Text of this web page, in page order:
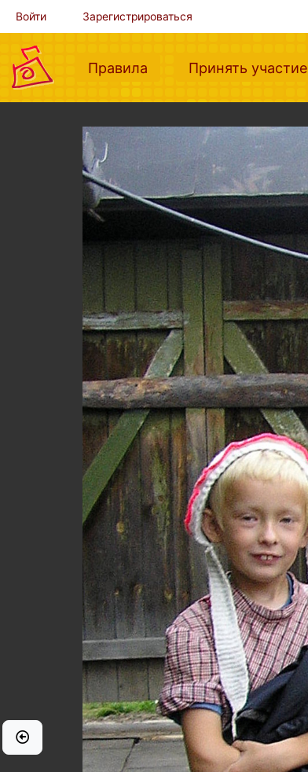
Войти Зарегистрироваться
Правила (current)Принять участие